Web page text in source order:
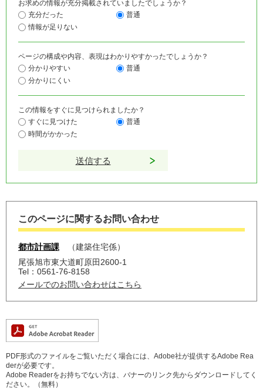
お求めの情報が充分掲載されていましたでしょうか？
充分だった
普通
情報が足りない
ページの構成や内容、表現はわかりやすかったでしょうか？
分かりやすい
普通
分かりにくい
この情報をすぐに見つけられましたか？
すぐに見つけた
普通
時間がかかった
このページに関するお問い合わせ
都市計画課
建築住宅係
尾張旭市東大道町原田2600-1
Tel：0561-76-8158
メールでのお問い合わせはこちら
PDF形式のファイルをご覧いただく場合には、Adobe社が提供するAdobe Rea
derが必要です。
Adobe Readerをお持ちでない方は、バナーのリンク先からダウンロードしてく
ださい。（無料）